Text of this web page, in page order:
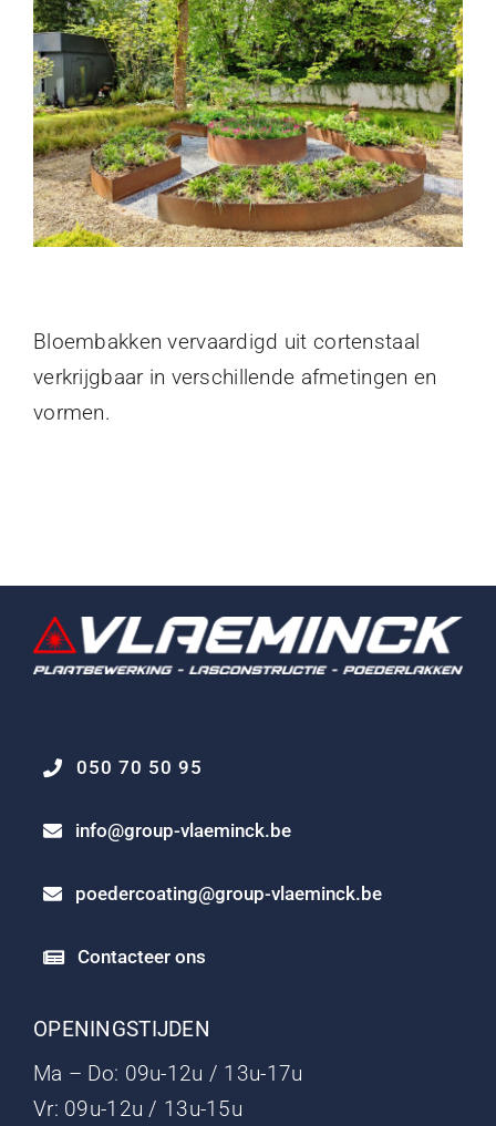
FAQ
Vacatures
Contact
Image
Bloembakken vervaardigd uit cortenstaal
verkrijgbaar in verschillende afmetingen en
vormen.
050 70 50 95
info@group-vlaeminck.be
poedercoating@group-vlaeminck.be
Contacteer ons
OPENINGSTIJDEN
Ma – Do: 09u-12u / 13u-17u
Vr: 09u-12u / 13u-15u